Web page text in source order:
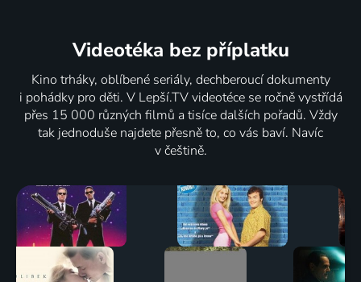
Videotéka bez příplatku
Kino trháky, oblíbené seriály, dechberoucí dokumenty
i pohádky pro děti. V Lepší.TV videotéce se ročně vystřídá
přes 15 000 různých filmů a tisíce dalších pořadů. Vždy
tak jednoduše najdete přesně to, co vás baví. Navíc
v češtině.